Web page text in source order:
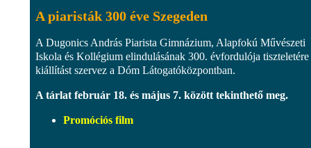
A piaristák 300 éve Szegeden
A Dugonics András Piarista Gimnázium, Alapfokú Művészeti
Iskola és Kollégium elindulásának 300. évfordulója tiszteletére
kiállítást szervez a Dóm Látogatóközpontban.
A tárlat február 18. és május 7. között tekinthető meg.
Promóciós film